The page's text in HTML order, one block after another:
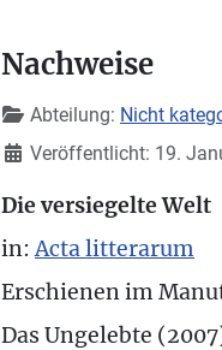
Nachweise
DetailsAbteilung: Nicht
Veröffentlicht: 19.
Die versiegelte Welt
in:Acta litterarum
Erschienen im
Das Ungelebte